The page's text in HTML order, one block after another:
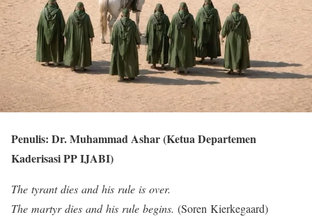
Penulis: Dr. Muhammad Ashar (Ketua Departemen
Kaderisasi PP IJABI)
The tyrant dies and his rule is over.
The martyr dies and his rule begins. (Soren Kierkegaard)